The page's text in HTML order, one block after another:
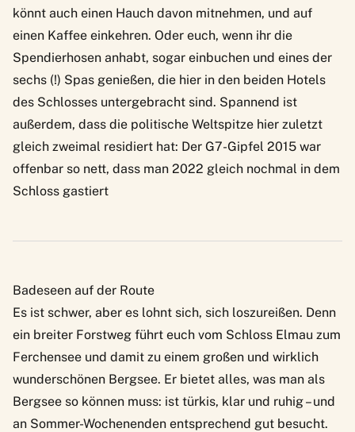
könnt auch einen Hauch davon mitnehmen, und auf
einen Kaffee einkehren. Oder euch, wenn ihr die
Spendierhosen anhabt, sogar einbuchen und eines der
sechs (!) Spas genießen, die hier in den beiden Hotels
des Schlosses untergebracht sind. Spannend ist
außerdem, dass die politische Weltspitze hier zuletzt
gleich zweimal residiert hat: Der G7-Gipfel 2015 war
offenbar so nett, dass man 2022 gleich nochmal in dem
Schloss gastiert
Badeseen auf der Route
Es ist schwer, aber es lohnt sich, sich loszureißen. Denn
ein breiter Forstweg führt euch vom Schloss Elmau zum
Ferchensee und damit zu einem großen und wirklich
wunderschönen Bergsee. Er bietet alles, was man als
Bergsee so können muss: ist türkis, klar und ruhig – und
an Sommer-Wochenenden entsprechend gut besucht.